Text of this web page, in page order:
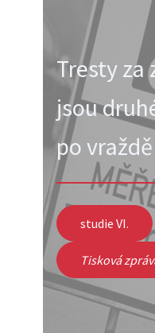
Tresty za
jsou
po vraždě
studie VI.
Tisková